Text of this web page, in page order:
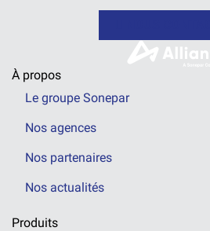
À propos
Le groupe Sonepar
Nos agences
Nos partenaires
Nos actualités
Produits